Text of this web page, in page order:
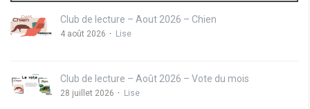
Club de lecture – Aout 2026 – Chien
4 août 2026 Lise
Club de lecture – Août 2026 – Vote du mois
28 juillet 2026 Lise